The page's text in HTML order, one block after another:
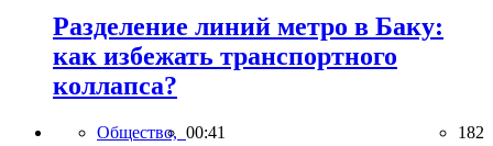
Разделение линий метро в Баку:
как избежать транспортного
коллапса?
Общество, 00:41 182